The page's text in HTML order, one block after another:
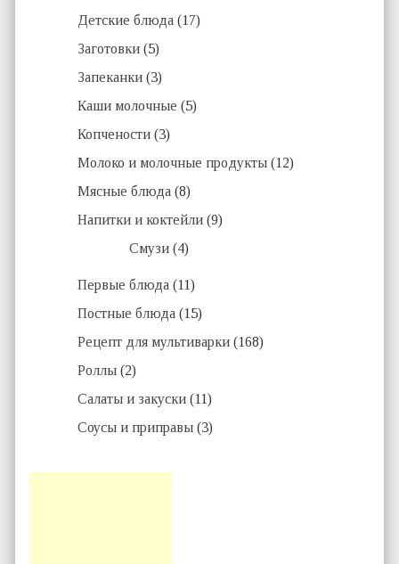
Детские блюда (17)
Заготовки (5)
Запеканки (3)
Каши молочные (5)
Копчености (3)
Молоко и молочные продукты (12)
Мясные блюда (8)
Напитки и коктейли (9)
Смузи (4)
Первые блюда (11)
Постные блюда (15)
Рецепт для мультиварки (168)
Роллы (2)
Салаты и закуски (11)
Соусы и приправы (3)